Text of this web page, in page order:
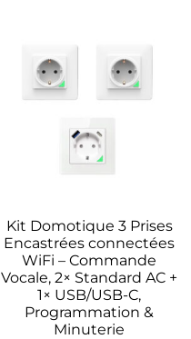
Kit Domotique 3 Prises
Encastrées connectées
WiFi – Commande
Vocale, 2× Standard AC +
1× USB/USB-C,
Programmation &
Minuterie